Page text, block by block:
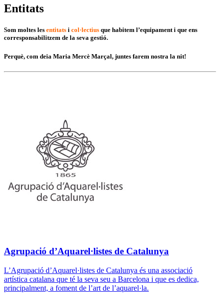
Entitats
Som moltes les entitats i col·lectius que habitem l’equipament i que ens
corresponsabilitzem de la seva gestió.
Perquè, com deia Maria Mercè Marçal, juntes farem nostra la nit!
Agrupació d’Aquarel·listes de Catalunya
L’Agrupació d’Aquarel·listes de Catalunya és una associació
artística catalana que té la seva seu a Barcelona i que es dedica,
principalment, a foment de l’art de l’aquarel·la.